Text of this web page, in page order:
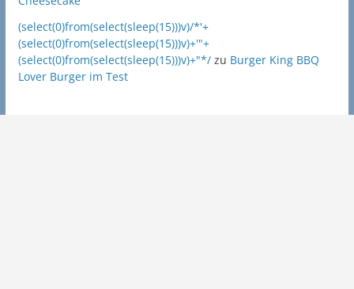
(select(0)from(select(sleep(15)))v)/*'+
(select(0)from(select(sleep(15)))v)+'"+
(select(0)from(select(sleep(15)))v)+"*/zu Burger King BBQ
Lover Burger im Test